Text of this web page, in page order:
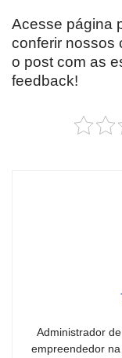
Acesse página
conferir nossos
o post com as
feedback!
Administrador
empreendedor